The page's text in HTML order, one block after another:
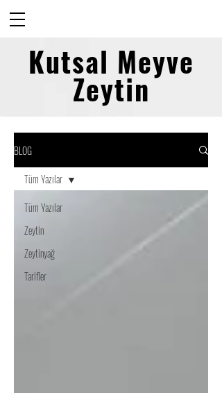
Kutsal Meyve
Zeytin
BLOG
Tüm Yazılar
Zeytin
Zeytinyağ
Tarifler
Tüm Yazılar